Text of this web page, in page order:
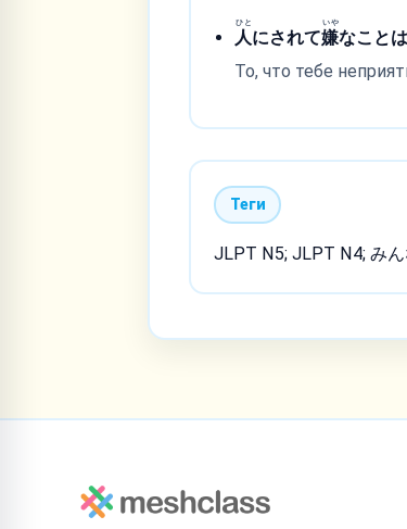
人
ひと
にされて嫌
いや
なこと
То, что тебе
Теги
JLPT N5; JLPT N4; み